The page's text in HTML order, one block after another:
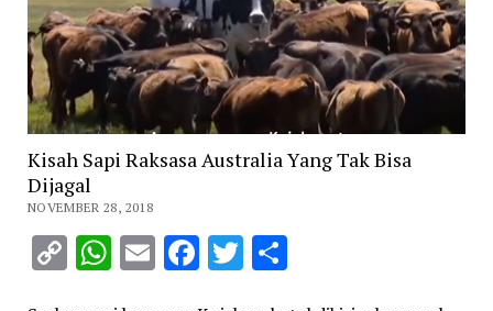
Kisah Sapi Raksasa Australia Yang Tak Bisa
Dijagal
NOVEMBER 28, 2018
CopyWhatsApp
EmailFacebook
Twitter
Share